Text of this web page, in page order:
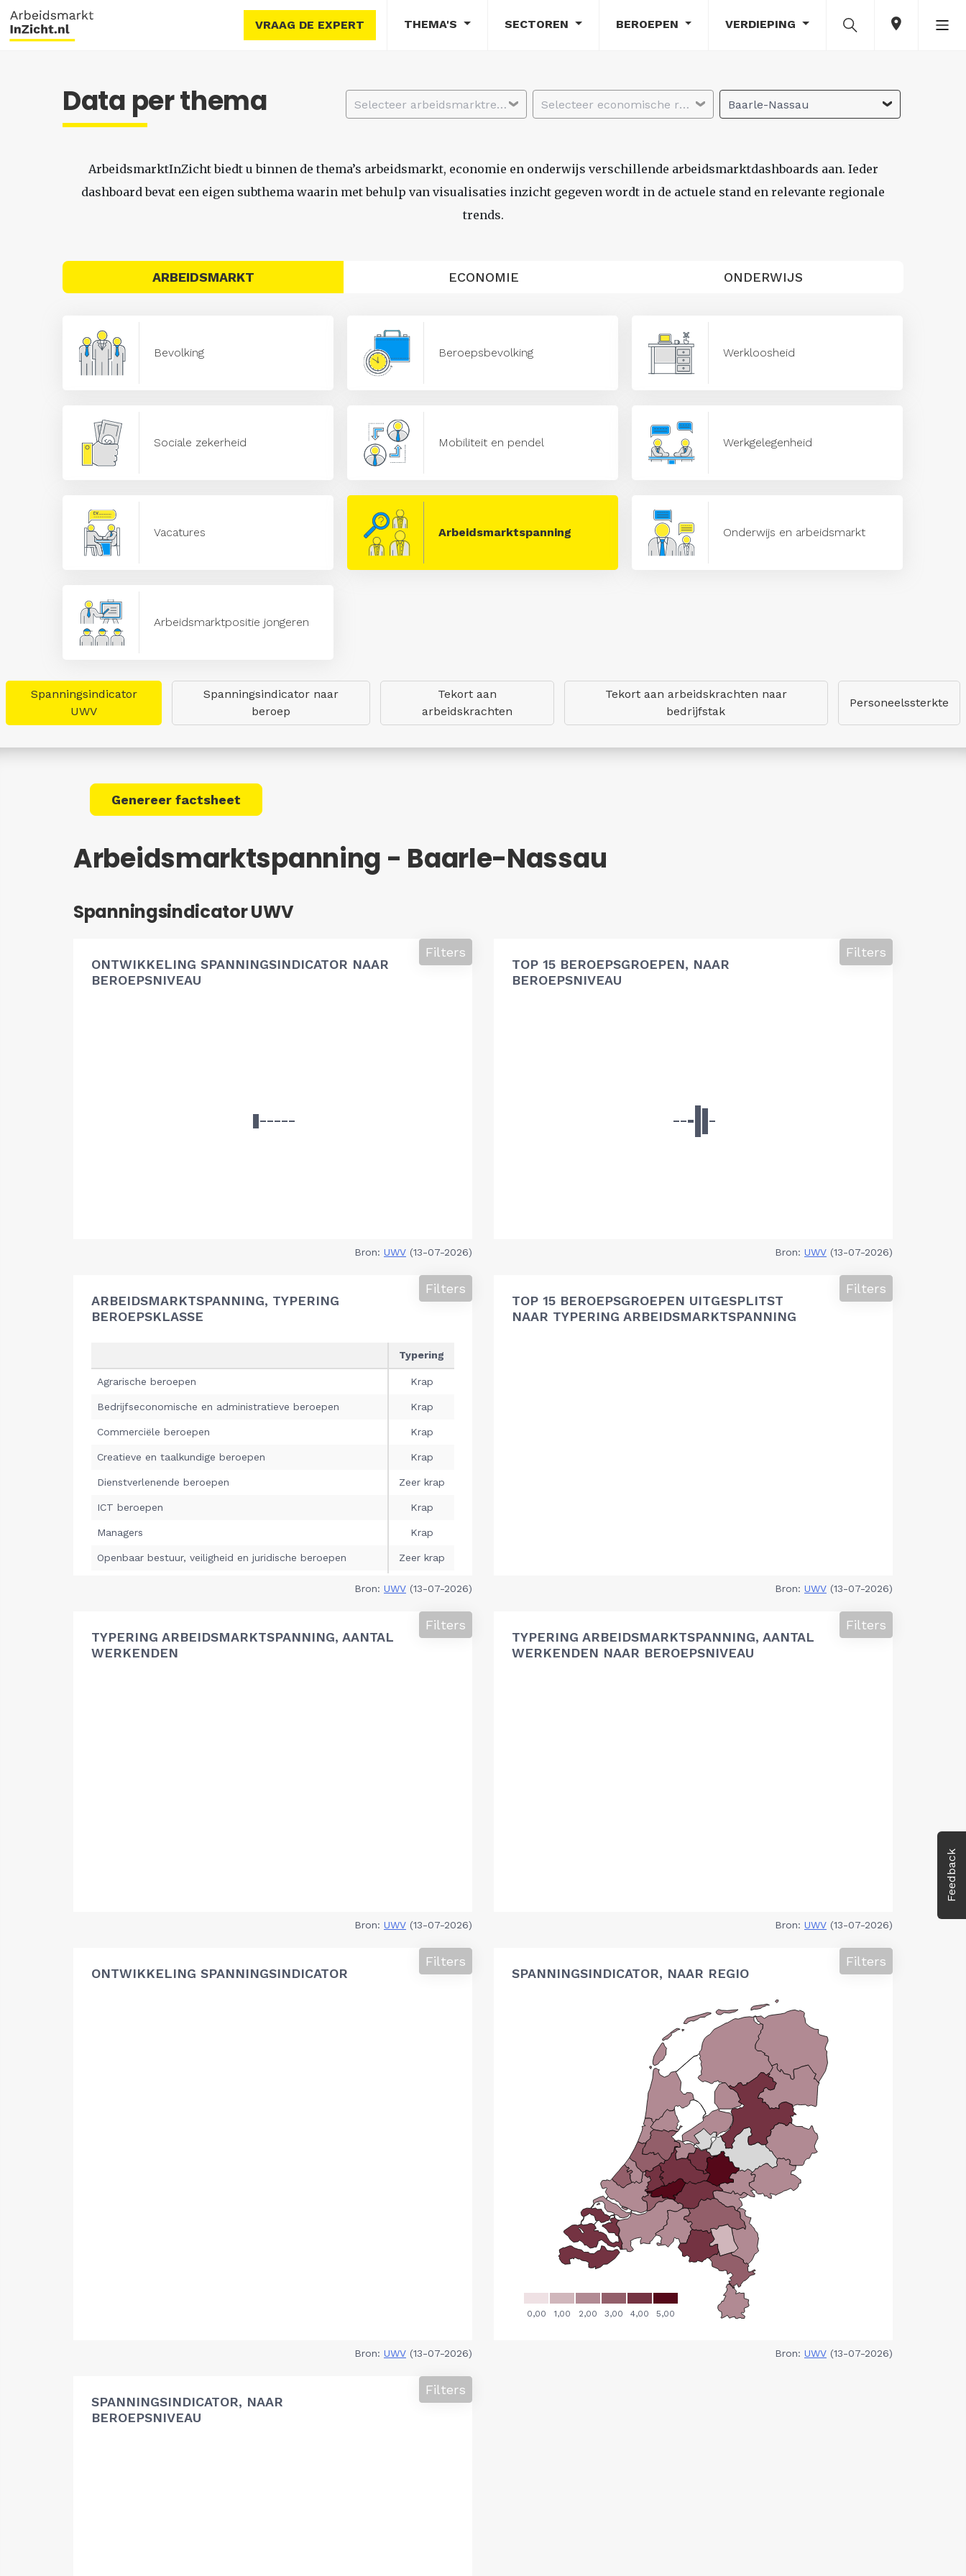
VRAAG DE EXPERT THEMA'S SECTOREN BEROEPEN VERDIEPING
Feedback
Data per thema Selecteer arbeidsmarktregio Selecteer economische regio Baarle-Nassau
ArbeidsmarktInZicht biedt u binnen de thema’s arbeidsmarkt, economie en onderwijs verschillende arbeidsmarktdashboards aan. Ieder
dashboard bevat een eigen subthema waarin met behulp van visualisaties inzicht gegeven wordt in de actuele stand en relevante regionale
trends.
ARBEIDSMARKT ECONOMIE ONDERWIJS
Bevolking Beroepsbevolking Werkloosheid
Sociale zekerheid Mobiliteit en pendel Werkgelegenheid
Vacatures Arbeidsmarktspanning Onderwijs en arbeidsmarkt
Arbeidsmarktpositie jongeren
Spanningsindicator
UWV
Spanningsindicator naar
beroep
Tekort aan
arbeidskrachten
Tekort aan arbeidskrachten naar
bedrijfstak
Personeelssterkte
Genereer factsheet
Arbeidsmarktspanning - Baarle-Nassau
Spanningsindicator UWV
ONTWIKKELING SPANNINGSINDICATOR NAAR
BEROEPSNIVEAU
Filters
Bron: UWV (13-07-2026)
TOP 15 BEROEPSGROEPEN, NAAR
BEROEPSNIVEAU
Filters
Bron: UWV (13-07-2026)
ARBEIDSMARKTSPANNING, TYPERING
BEROEPSKLASSE
Filters
Bron: UWV (13-07-2026)
TOP 15 BEROEPSGROEPEN UITGESPLITST
NAAR TYPERING ARBEIDSMARKTSPANNING
Filters
Bron: UWV (13-07-2026)
TYPERING ARBEIDSMARKTSPANNING, AANTAL
WERKENDEN
Filters
Bron: UWV (13-07-2026)
TYPERING ARBEIDSMARKTSPANNING, AANTAL
WERKENDEN NAAR BEROEPSNIVEAU
Filters
Bron: UWV (13-07-2026)
ONTWIKKELING SPANNINGSINDICATOR
Filters
Bron: UWV (13-07-2026)
SPANNINGSINDICATOR, NAAR REGIO
Filters
Bron: UWV (13-07-2026)
SPANNINGSINDICATOR, NAAR
BEROEPSNIVEAU
Filters